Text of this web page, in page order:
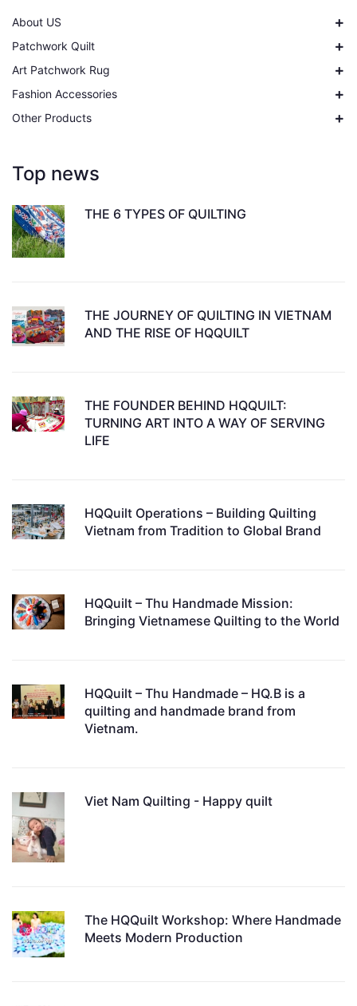
About US
Patchwork Quilt
Art Patchwork Rug
Fashion Accessories
Other Products
Top news
THE 6 TYPES OF QUILTING
THE JOURNEY OF QUILTING IN VIETNAM
AND THE RISE OF HQQUILT
THE FOUNDER BEHIND HQQUILT:
TURNING ART INTO A WAY OF SERVING
LIFE
HQQuilt Operations – Building Quilting
Vietnam from Tradition to Global Brand
HQQuilt – Thu Handmade Mission:
Bringing Vietnamese Quilting to the World
HQQuilt – Thu Handmade – HQ.B is a
quilting and handmade brand from
Vietnam.
Viet Nam Quilting - Happy quilt
The HQQuilt Workshop: Where Handmade
Meets Modern Production